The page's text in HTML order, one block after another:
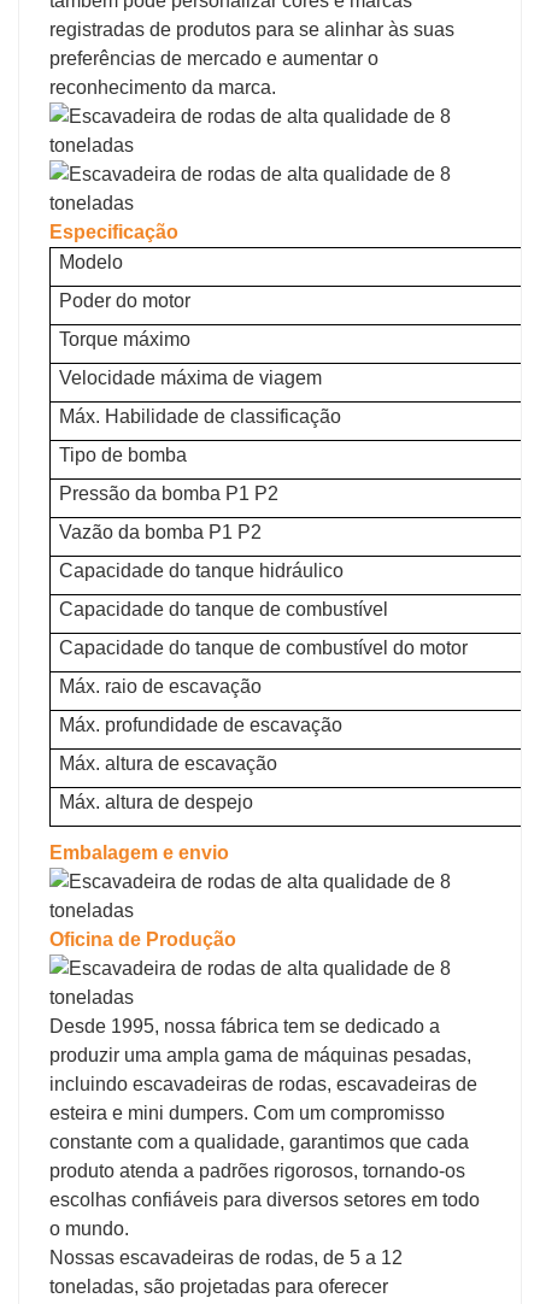
registradas de produtos para se alinhar às suas
preferências de mercado e aumentar o
reconhecimento da marca.
Especificação
Modelo
Poder do motor
Torque máximo
Velocidade máxima de viagem
Máx. Habilidade de classificação
Tipo de bomba
Pressão da bomba P1 P2
Vazão da bomba P1 P2
Capacidade do tanque hidráulico
Capacidade do tanque de combustível
Capacidade do tanque de combustível do motor
Máx. raio de escavação
Máx. profundidade de escavação
Máx. altura de escavação
Máx. altura de despejo
Embalagem e envio
Oficina de Produção
Desde 1995, nossa fábrica tem se dedicado a
produzir uma ampla gama de máquinas pesadas,
incluindo escavadeiras de rodas, escavadeiras de
esteira e mini dumpers. Com um compromisso
constante com a qualidade, garantimos que cada
produto atenda a padrões rigorosos, tornando-os
escolhas confiáveis ​​para diversos setores em todo
o mundo.
Nossas escavadeiras de rodas, de 5 a 12
toneladas, são projetadas para oferecer